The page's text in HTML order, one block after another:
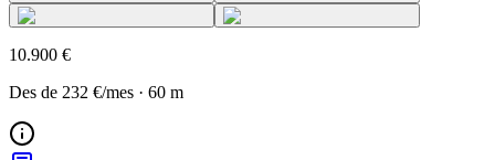
10.900 €
Des de 232 €/mes · 60 m